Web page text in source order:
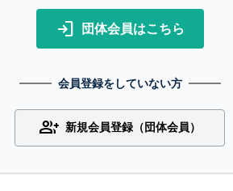
login 団体会員はこちら
会員登録をしていない方
group_add 新規会員登録（団体会員）